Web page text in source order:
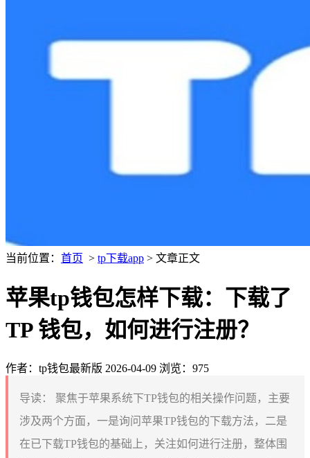
当前位置： 首页 > tp下载app > 文章正文
苹果tp钱包怎样下载：下载了
TP 钱包，如何进行注册？
作者：tp钱包最新版 2026-04-09 浏览：975
导读：
聚焦于苹果系统下TP钱包的相关操作问题，主要
涉及两个方面，一是询问苹果TP钱包的下载方法，二是
在已下载TP钱包的基础上，关注如何进行注册，整体围